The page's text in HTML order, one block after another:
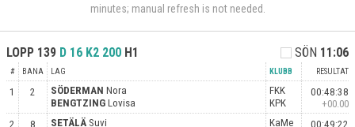
minutes; manual refresh is not needed.
LOPP 139 D 16 K2 200 H1 SÖN 11:06
# BANA LAG KLUBB RESULTAT
1 2 SÖDERMAN Nora
BENGTZING Lovisa
FKK
KPK
00:48:38
+00.00
2
8 SETÄLÄ Suvi
KaMe
00:49:22